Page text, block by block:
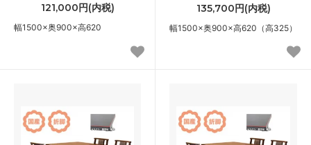
121,000円(内税)
幅1500×奥900×高620
135,700円(内税)
幅1500×奥900×高620（高325）